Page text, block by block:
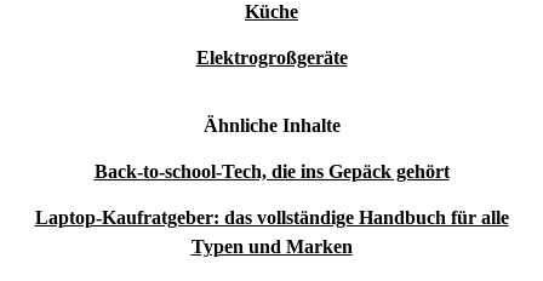
Küche
Elektrogroßgeräte
Ähnliche Inhalte
Back-to-school-Tech, die ins Gepäck gehört
Laptop-Kaufratgeber: das vollständige Handbuch für alle
Typen und Marken